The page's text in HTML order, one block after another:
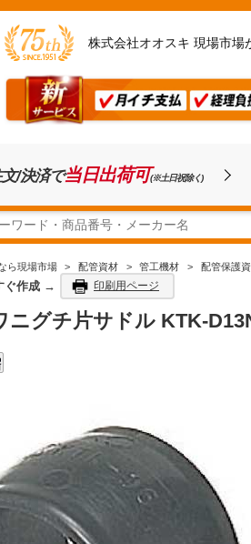
株式会社オオスキ 現場市場
/決済で当日出荷可(※土日祝除く)
ら現場市場 > 配管資材 > 管工機材 > 配管保護
ぐ作成 → 印刷用ページ
ニグチ片サドル KTK-